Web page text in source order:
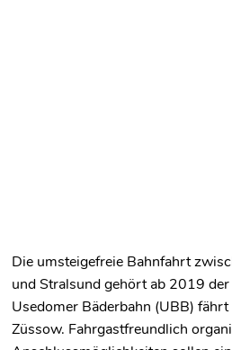
Die umsteigefreie Bahnfahrt
und Stralsund gehört ab 2019
Usedomer Bäderbahn (UBB)
Züssow. Fahrgastfreundlich